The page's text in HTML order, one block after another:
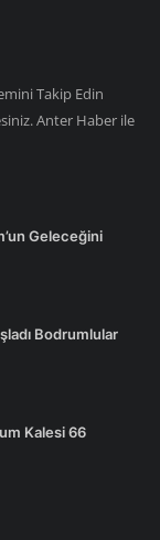
Takip Edin
Anter Haber ile
Geleceğini
Bodrumlular
Kalesi 66